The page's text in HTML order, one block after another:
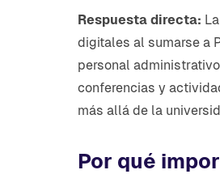
Respuesta directa:
digitales al sumarse a
personal
conferencias y
más allá de la
Por qué